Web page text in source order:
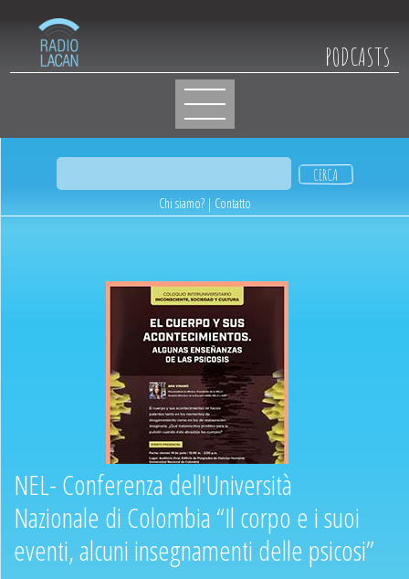
PODCASTS
Chi siamo? | Contatto
NEL- Conferenza dell'Università
Nazionale di Colombia “Il corpo e i suoi
eventi, alcuni insegnamenti delle psicosi”